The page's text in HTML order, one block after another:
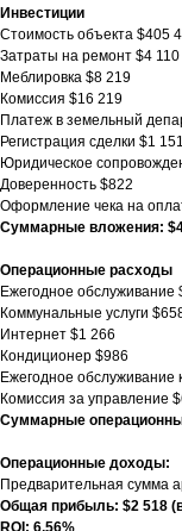
Инвестиции
Стоимость объекта $405
Затраты на ремонт $4 110
Меблировка $8 219
Комиссия $16 219
Платеж в земельный
Регистрация сделки $1 151
Юридическое
Доверенность $822
Оформление чека на
Суммарные вложения:
Операционные расходы
Ежегодное обслуживание
Коммунальные услуги
Интернет $1 266
Кондиционер $986
Ежегодное обслуживание
Комиссия за управление
Суммарные
Операционные доходы:
Предварительная сумма
Общая прибыль: $2 518
ROI: 6,56%